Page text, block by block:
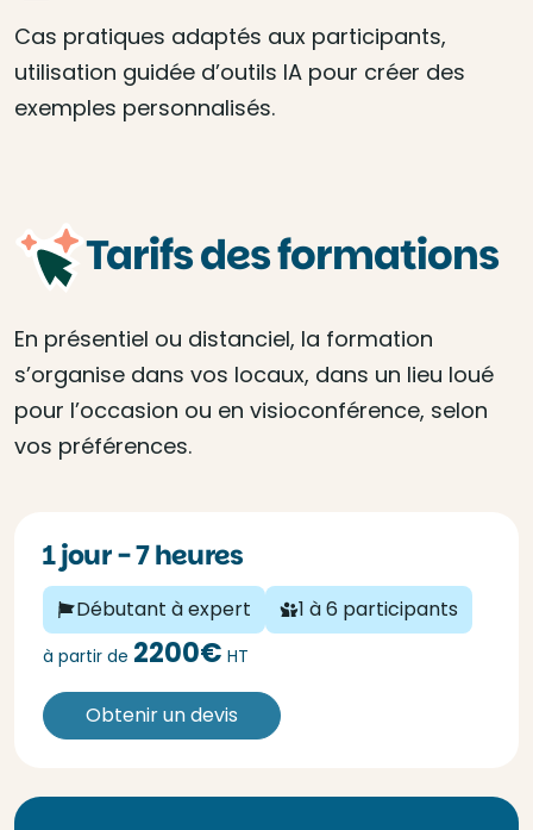
Cas pratiques adaptés aux participants,
utilisation guidée d’outils IA pour créer des
exemples personnalisés.
Tarifs des formations
En présentiel ou distanciel, la formation
s’organise dans vos locaux, dans un lieu loué
pour l’occasion ou en visioconférence, selon
vos préférences.
1 jour - 7 heures
Débutant à expert 1 à 6 participants
à partir de 2200€ HT
Obtenir un devis